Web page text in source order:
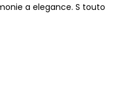
a elegance. S touto